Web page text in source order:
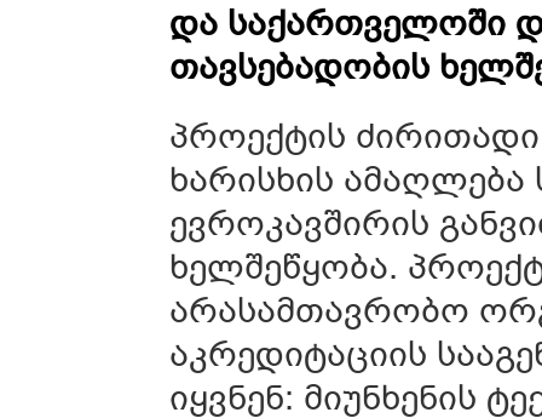
და საქართველოში
თავსებადობის
პროექტის
ხარისხის
ევროკავშირის
ხელშეწყობა.
არასამთავრობო
აკრედიტაციის
იყვნენ: მიუნხენის